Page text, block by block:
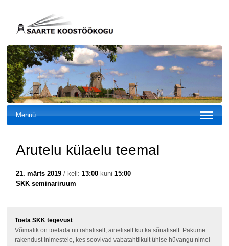
Menüü
Arutelu külaelu teemal
21. märts 2019/ kell: 13:00kuni 15:00
SKK seminariruum
Toeta SKK tegevust
Võimalik on toetada nii rahaliselt, aineliselt kui ka sõnaliselt. Pakume
rakendust inimestele, kes soovivad vabatahtlikult ühise hüvangu nimel